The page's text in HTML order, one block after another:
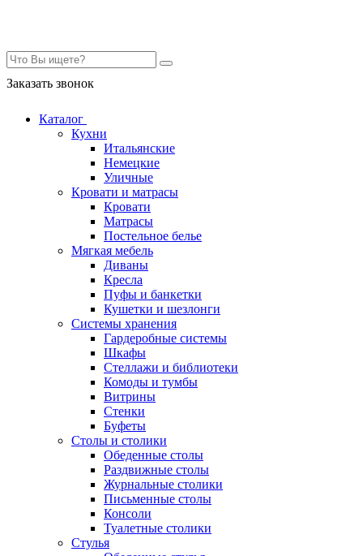
Заказать звонок
Каталог
Кухни
Итальянские
Немецкие
Уличные
Кровати и матрасы
Кровати
Матрасы
Постельное белье
Мягкая мебель
Диваны
Кресла
Пуфы и банкетки
Кушетки и шезлонги
Системы хранения
Гардеробные системы
Шкафы
Стеллажи и библиотеки
Комоды и тумбы
Витрины
Стенки
Буфеты
Столы и столики
Обеденные столы
Раздвижные столы
Журнальные столики
Письменные столы
Консоли
Туалетные столики
Стулья